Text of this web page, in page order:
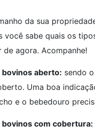
da sua
você sabe quais os
agora. Acompanhe!
aberto: sendo
Uma boa
e o bebedouro
com cobertura: